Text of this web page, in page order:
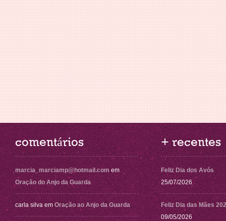
comentários
marcia_marciamp@hotmail.com em
Oração do Anjo da Guarda
carla silva em Oração ao Anjo da Guarda
+ recentes
Feliz Dia dos Avós
25/07/2026
Feliz Dia das Mães
09/05/2026